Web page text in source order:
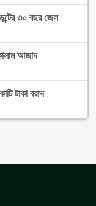
৩০ বছর জেল
আজাদ
টাকা বরাদ্দ